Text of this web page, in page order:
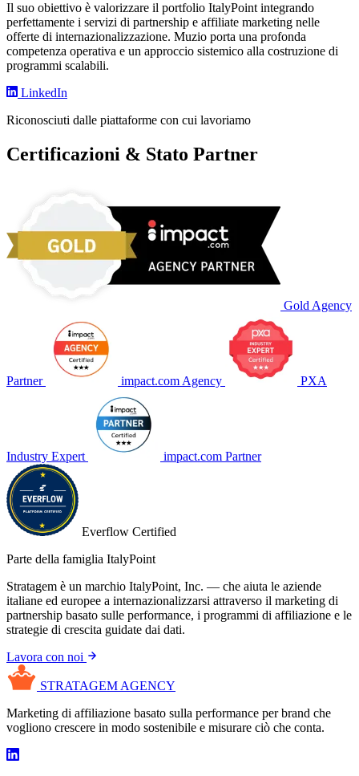
Il suo obiettivo è valorizzare il portfolio ItalyPoint integrando
perfettamente i servizi di partnership e affiliate marketing nelle
offerte di internazionalizzazione. Muzio porta una profonda
competenza operativa e un approccio sistemico alla costruzione di
programmi scalabili.
LinkedIn
Riconosciuti dalle piattaforme con cui lavoriamo
Certificazioni & Stato Partner
Gold Agency
Partner impact.com Agency PXA
Industry Expert impact.com Partner
Everflow Certified
Parte della famiglia ItalyPoint
Stratagem è un marchio ItalyPoint, Inc. — che aiuta le aziende
italiane ed europee a internazionalizzarsi attraverso il marketing di
partnership basato sulle performance, i programmi di affiliazione e le
strategie di crescita guidate dai dati.
Lavora con noi
STRATAGEM AGENCY
Marketing di affiliazione basato sulla performance per brand che
vogliono crescere in modo sostenibile e misurare ciò che conta.